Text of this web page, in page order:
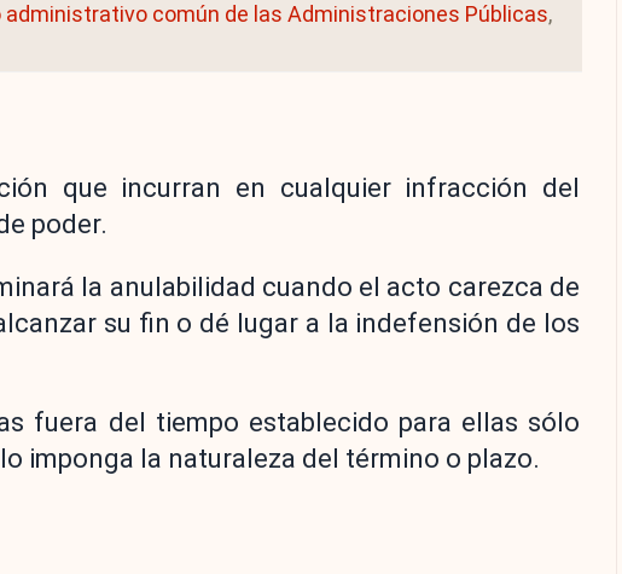
común de las Administraciones Públicas,
que incurran en cualquier infracción del
poder.
la anulabilidad cuando el acto carezca de
su fin o dé lugar a la indefensión de los
fuera del tiempo establecido para ellas sólo
imponga la naturaleza del término o plazo.